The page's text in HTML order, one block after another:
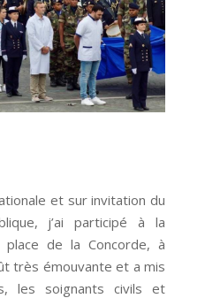
et sur invitation du
j’ai participé à la
de la Concorde, à
très émouvante et a mis
les soignants civils et